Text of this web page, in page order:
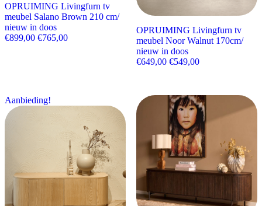
OPRUIMING Livingfurn tv
meubel Salano Brown 210 cm/
nieuw in doos
€899,00 Oorspronkelijke prijs was: €899,00.
€765,00Huidige prijs is: €765,00.
OPRUIMING Livingfurn tv
meubel Noor Walnut 170cm/
nieuw in doos
€649,00 Oorspronkelijke prijs
€549,00Huidige prijs is:
Aanbieding!